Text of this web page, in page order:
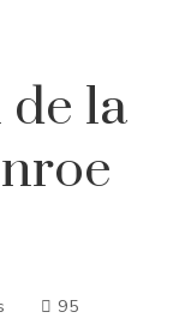
la
95